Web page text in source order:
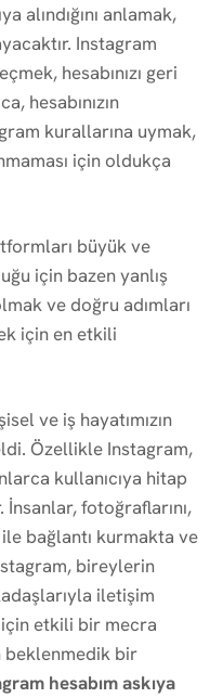
alındığını anlamak,
Instagram
hesabınızı geri
hesabınızın
kurallarına uymak,
için oldukça
büyük ve
için bazen yanlış
ve doğru adımları
için en etkili
ve iş hayatımızın
Özellikle Instagram,
kullanıcıya hitap
fotoğraflarını,
bağlantı kurmakta ve
bireylerin
iletişim
için etkili bir mecra
beklenmedik bir
hesabım askıya